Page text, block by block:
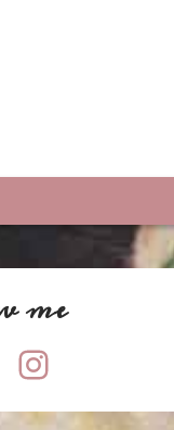
me
instagram